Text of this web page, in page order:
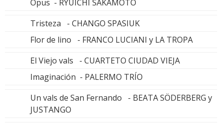
Opus - RYUICHI SAKAMOTO
Tristeza - CHANGO SPASIUK
Flor de lino - FRANCO LUCIANI y LA TROPA
El Viejo vals - CUARTETO CIUDAD VIEJA
Imaginación - PALERMO TRÍO
Un vals de San Fernando - BEATA SÖDERBERG y
JUSTANGO